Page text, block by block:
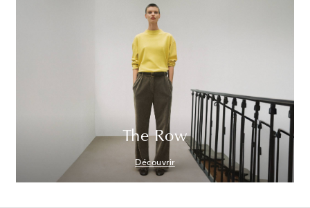
The Row
Découvrir